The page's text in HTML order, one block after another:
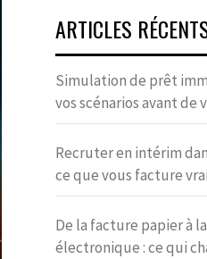
ARTICLES
Simulation de prêt
vos scénarios avant de
Recruter en intérim
ce que vous facture
De la facture papier à
électronique : ce qui